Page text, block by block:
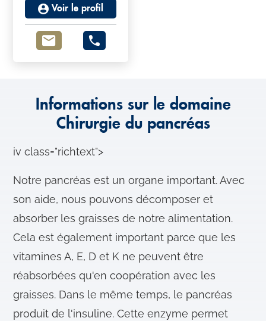
Voir le profil
Informations sur le domaine
Chirurgie du pancréas
iv class="richtext">
Notre pancréas est un organe important. Avec
son aide, nous pouvons décomposer et
absorber les graisses de notre alimentation.
Cela est également important parce que les
vitamines A, E, D et K ne peuvent être
réabsorbées qu'en coopération avec les
graisses. Dans le même temps, le pancréas
produit de l'insuline. Cette enzyme permet